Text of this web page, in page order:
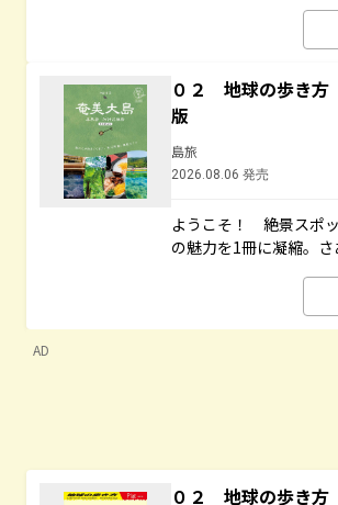
０２ 地球の歩き
版
島旅
2026.08.06 発売
ようこそ！ 絶景スポ
の魅力を1冊に凝縮。さ
AD
０２ 地球の歩き